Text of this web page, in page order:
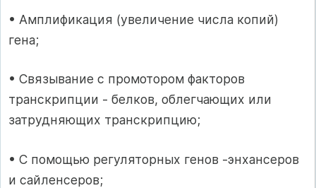
• Амплификация (увеличение числа копий)
гена;
• Связывание с промотором факторов
транскрипции - белков, облегчающих или
затрудняющих транскрипцию;
• С помощью регуляторных генов -энхансеров
и сайленсеров;